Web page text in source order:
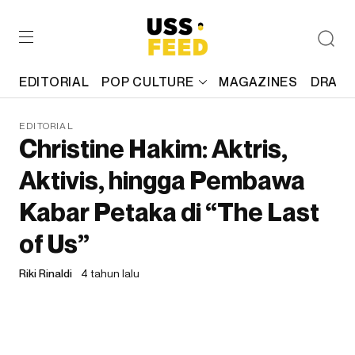
EDITORIAL POP CULTURE MAGAZINES
EDITORIAL
Christine Hakim: Aktris,
Aktivis, hingga Pembawa
Kabar Petaka di “The Last
of Us”
Riki Rinaldi 4 tahun lalu